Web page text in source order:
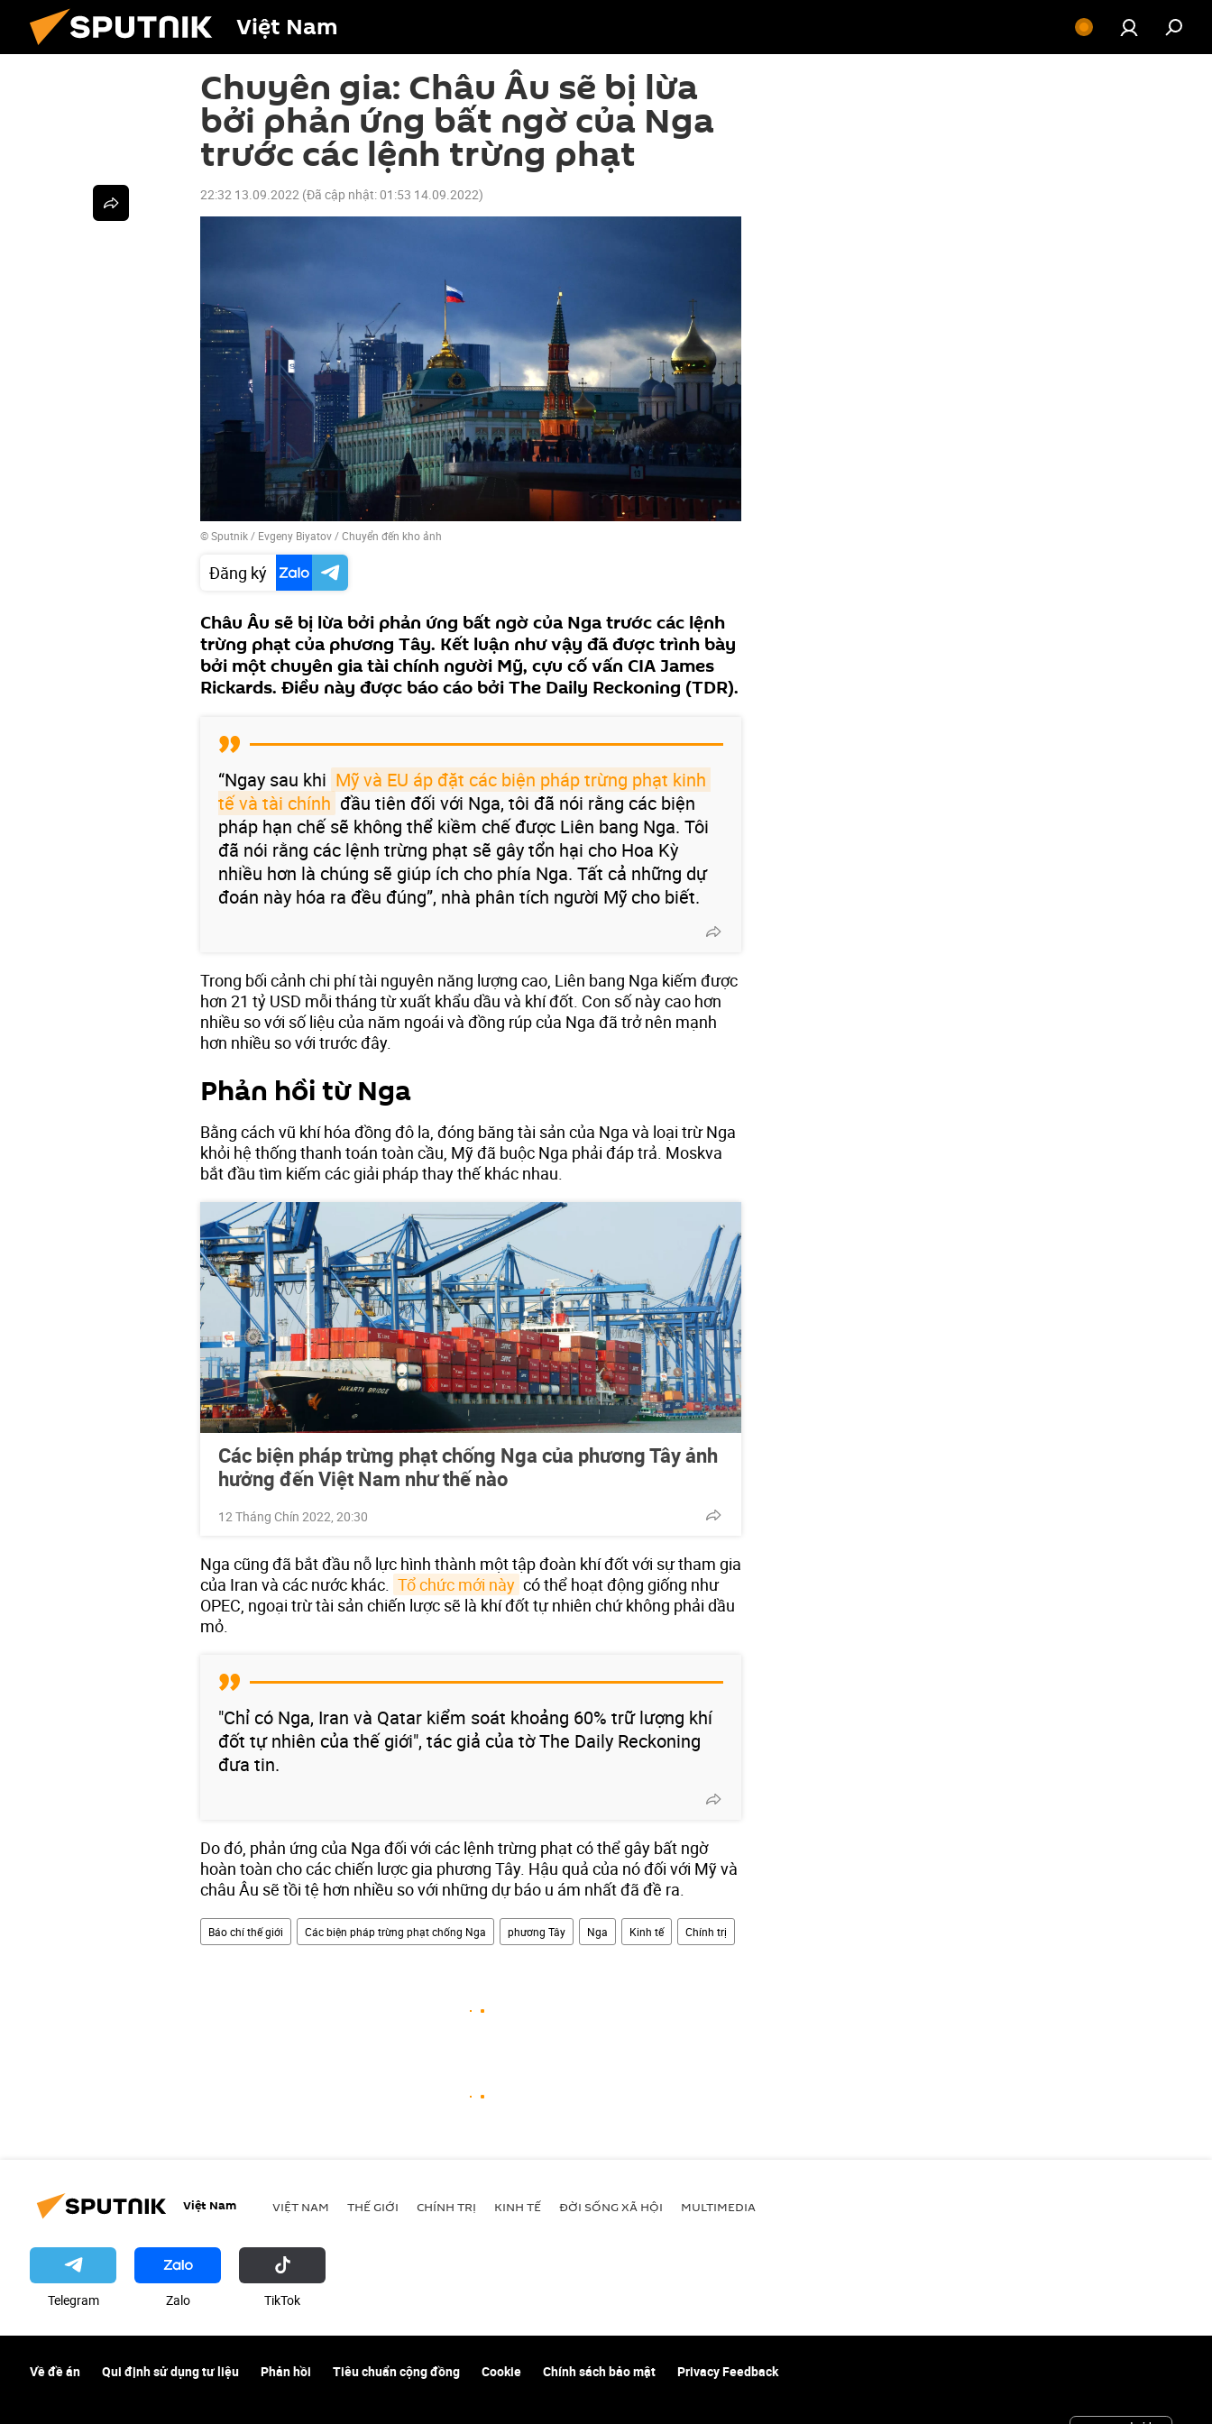
Việt Nam
Chuyên gia: Châu Âu sẽ bị lừa
bởi phản ứng bất ngờ của Nga
trước các lệnh trừng phạt
22:32 13.09.2022 (Đã cập nhật:01:53 14.09.2022)
© Sputnik / Evgeny Biyatov/Chuyển đến kho ảnh
Đăng ký
Châu Âu sẽ bị lừa bởi phản ứng bất ngờ của Nga trước các lệnh
trừng phạt của phương Tây. Kết luận như vậy đã được trình bày
bởi một chuyên gia tài chính người Mỹ, cựu cố vấn CIA James
Rickards. Điều này được báo cáo bởi The Daily Reckoning (TDR).
“Ngay sau khi Mỹ và EU áp đặt các biện pháp trừng phạt kinh
tế và tài chính đầu tiên đối với Nga, tôi đã nói rằng các biện
pháp hạn chế sẽ không thể kiềm chế được Liên bang Nga. Tôi
đã nói rằng các lệnh trừng phạt sẽ gây tổn hại cho Hoa Kỳ
nhiều hơn là chúng sẽ giúp ích cho phía Nga. Tất cả những dự
đoán này hóa ra đều đúng”, nhà phân tích người Mỹ cho biết.
Trong bối cảnh chi phí tài nguyên năng lượng cao, Liên bang Nga kiếm được
hơn 21 tỷ USD mỗi tháng từ xuất khẩu dầu và khí đốt. Con số này cao hơn
nhiều so với số liệu của năm ngoái và đồng rúp của Nga đã trở nên mạnh
hơn nhiều so với trước đây.
Phản hồi từ Nga
Bằng cách vũ khí hóa đồng đô la, đóng băng tài sản của Nga và loại trừ Nga
khỏi hệ thống thanh toán toàn cầu, Mỹ đã buộc Nga phải đáp trả. Moskva
bắt đầu tìm kiếm các giải pháp thay thế khác nhau.
Các biện pháp trừng phạt chống Nga của phương Tây ảnh
hưởng đến Việt Nam như thế nào
12 Tháng Chín 2022, 20:30
Nga cũng đã bắt đầu nỗ lực hình thành một tập đoàn khí đốt với sự tham gia
của Iran và các nước khác. Tổ chức mới này có thể hoạt động giống như
OPEC, ngoại trừ tài sản chiến lược sẽ là khí đốt tự nhiên chứ không phải dầu
mỏ.
"Chỉ có Nga, Iran và Qatar kiểm soát khoảng 60% trữ lượng khí
đốt tự nhiên của thế giới", tác giả của tờ The Daily Reckoning
đưa tin.
Do đó, phản ứng của Nga đối với các lệnh trừng phạt có thể gây bất ngờ
hoàn toàn cho các chiến lược gia phương Tây. Hậu quả của nó đối với Mỹ và
châu Âu sẽ tồi tệ hơn nhiều so với những dự báo u ám nhất đã đề ra.
Báo chí thế giới Các biện pháp trừng phạt chống Nga phương Tây Nga Kinh tế Chính trị
Việt Nam VIỆT NAM THẾ GIỚI CHÍNH TRỊ KINH TẾ ĐỜI SỐNG XÃ HỘI MULTIMEDIA
Telegram Zalo ТikТоk
Về đề án Qui định sử dụng tư liệu Phản hồi Tiêu chuẩn cộng đồng Cookie Chính sách bảo mật Privacy Feedback